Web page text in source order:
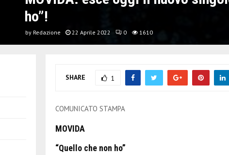
ho”!
by Redazione 22 Aprile 2022 0 1610
SHARE 1
COMUNICATO STAMPA
MOVIDA
“Quello che non ho”